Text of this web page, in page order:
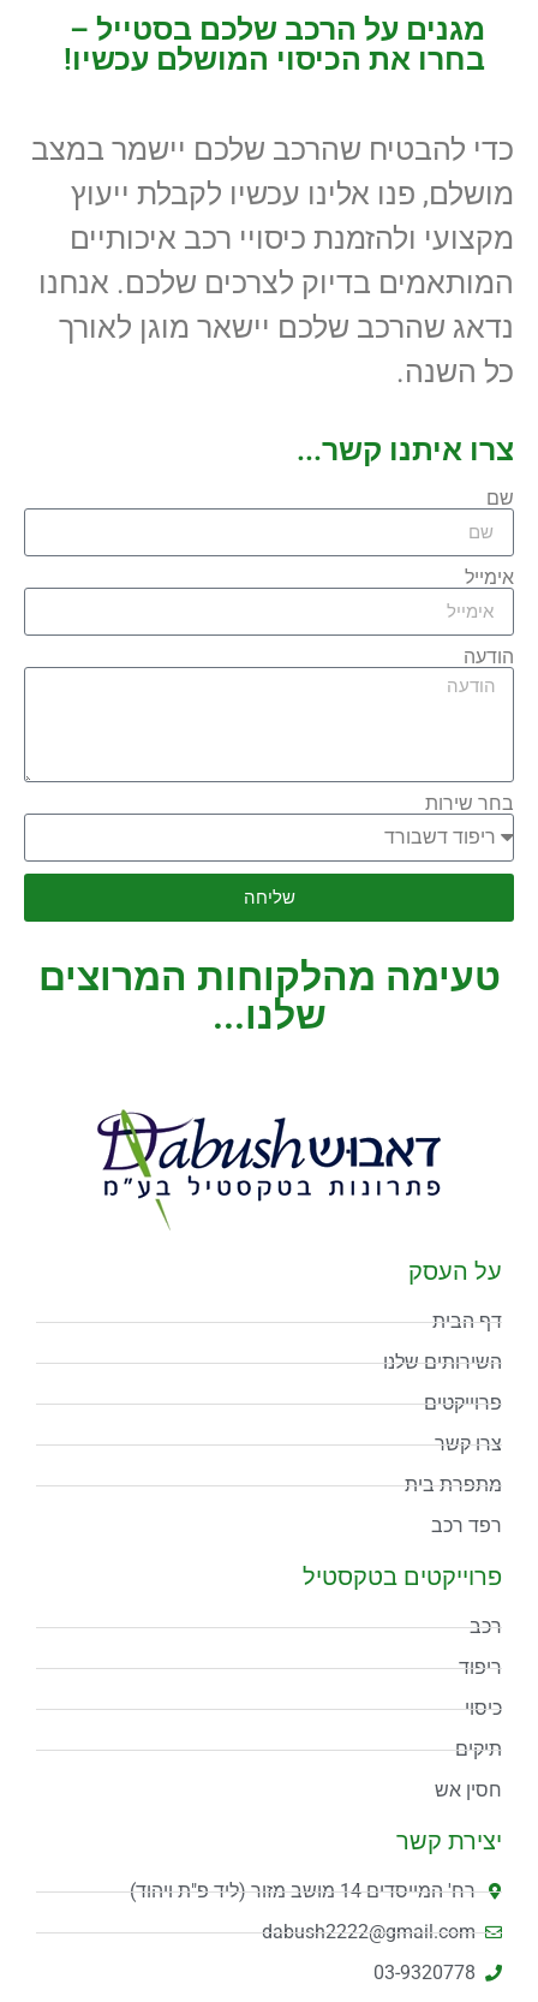
מגנים על הרכב שלכם בסטייל –
בחרו את הכיסוי המושלם עכשיו!
כדי להבטיח שהרכב שלכם יישמר במצב
מושלם, פנו אלינו עכשיו לקבלת ייעוץ
מקצועי ולהזמנת כיסויי רכב איכותיים
המותאמים בדיוק לצרכים שלכם. אנחנו
נדאג שהרכב שלכם יישאר מוגן לאורך
כל השנה.
צרו איתנו קשר...
שם
אימייל
הודעה
בחר שירות
שליחה
טעימה מהלקוחות המרוצים
שלנו...
על העסק
דף הבית
השירותים שלנו
פרוייקטים
צרו קשר
מתפרת בית
רפד רכב
פרוייקטים בטקסטיל
רכב
ריפוד
כיסוי
תיקים
חסין אש
יצירת קשר
רח' המייסדים 14 מושב מזור (ליד פ"ת ויהוד)
dabush2222@gmail.com
03-9320778